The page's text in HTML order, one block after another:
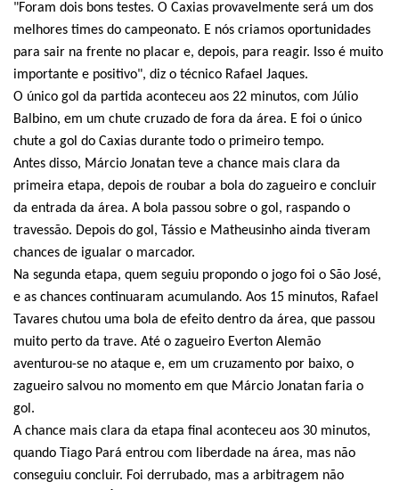
"Foram dois bons testes. O Caxias provavelmente será um dos
melhores times do campeonato. E nós criamos oportunidades
para sair na frente no placar e, depois, para reagir. Isso é muito
importante e positivo", diz o técnico Rafael Jaques.
O único gol da partida aconteceu aos 22 minutos, com Júlio
Balbino, em um chute cruzado de fora da área. E foi o único
chute a gol do Caxias durante todo o primeiro tempo.
Antes disso, Márcio Jonatan teve a chance mais clara da
primeira etapa, depois de roubar a bola do zagueiro e concluir
da entrada da área. A bola passou sobre o gol, raspando o
travessão. Depois do gol, Tássio e Matheusinho ainda tiveram
chances de igualar o marcador.
Na segunda etapa, quem seguiu propondo o jogo foi o São José,
e as chances continuaram acumulando. Aos 15 minutos, Rafael
Tavares chutou uma bola de efeito dentro da área, que passou
muito perto da trave. Até o zagueiro Everton Alemão
aventurou-se no ataque e, em um cruzamento por baixo, o
zagueiro salvou no momento em que Márcio Jonatan faria o
gol.
A chance mais clara da etapa final aconteceu aos 30 minutos,
quando Tiago Pará entrou com liberdade na área, mas não
conseguiu concluir. Foi derrubado, mas a arbitragem não